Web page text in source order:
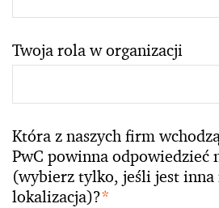
Twoja rola w organizacji
Która z naszych firm
PwC powinna odpowiedzieć
(wybierz tylko, jeśli jest inna
lokalizacja)?*